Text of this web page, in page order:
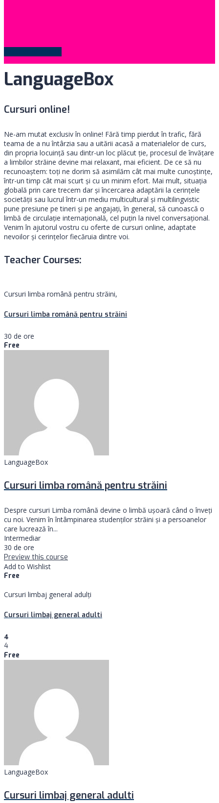
LanguageBox
Cursuri online!
Ne-am mutat exclusiv în online! Fără timp pierdut în trafic, fără
teama de a nu întârzia sau a uitării acasă a materialelor de curs,
din propria locuință sau dintr-un loc plăcut ţie, procesul de învățare
a limbilor străine devine mai relaxant, mai eficient. De ce să nu
recunoaștem: toți ne dorim să asimilăm cât mai multe cunoștințe,
într-un timp cât mai scurt și cu un minim efort. Mai mult, situația
globală prin care trecem dar și încercarea adaptării la cerințele
societății sau lucrul într-un mediu multicultural și multilingvistic
pune presiune pe tineri și pe angajați, în general, să cunoască o
limbă de circulație internațională, cel puțin la nivel conversațional.
Venim în ajutorul vostru cu oferte de cursuri online, adaptate
nevoilor și cerințelor fiecăruia dintre voi.
Teacher Courses:
Cursuri limba română pentru străini,
Cursuri limba română pentru străini
30 de ore
Free
LanguageBox
Cursuri limba română pentru străini
Despre cursuri Limba română devine o limbă ușoară când o înveți
cu noi. Venim în întâmpinarea studenților străini și a persoanelor
care lucrează în...
Intermediar
30 de ore
Preview this course
Add to Wishlist
Free
Cursuri limbaj general adulți
Cursuri limbaj general adulti
4
4
Free
LanguageBox
Cursuri limbaj general adulti